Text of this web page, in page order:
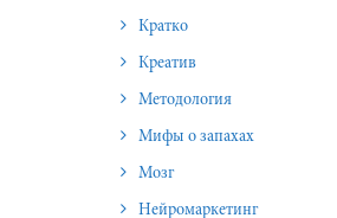
Кратко
Креатив
Методология
Мифы о запахах
Мозг
Нейромаркетинг